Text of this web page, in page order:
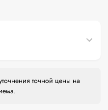
точной цены на